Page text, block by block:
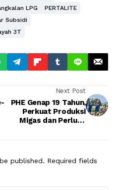
LPG
PERTALITE
Subsidi
3T
Next Post
PHE Genap 19 Tahun,
Perkuat Produksi
Migas dan Perluas
published. Required fields